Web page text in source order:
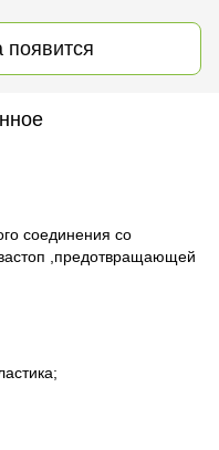
появится
соединения со
,предотвращающей